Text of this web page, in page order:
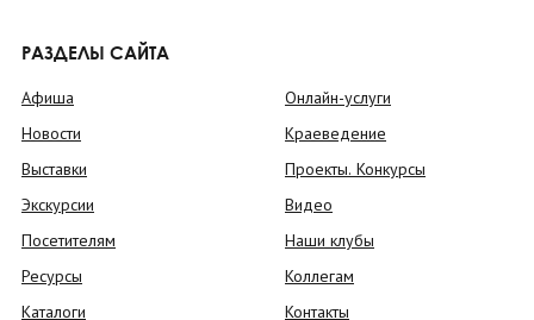
РАЗДЕЛЫ САЙТА
Афиша
Новости
Выставки
Экскурсии
Посетителям
Ресурсы
Каталоги
Онлайн-услуги
Краеведение
Проекты. Конкурсы
Видео
Наши клубы
Коллегам
Контакты